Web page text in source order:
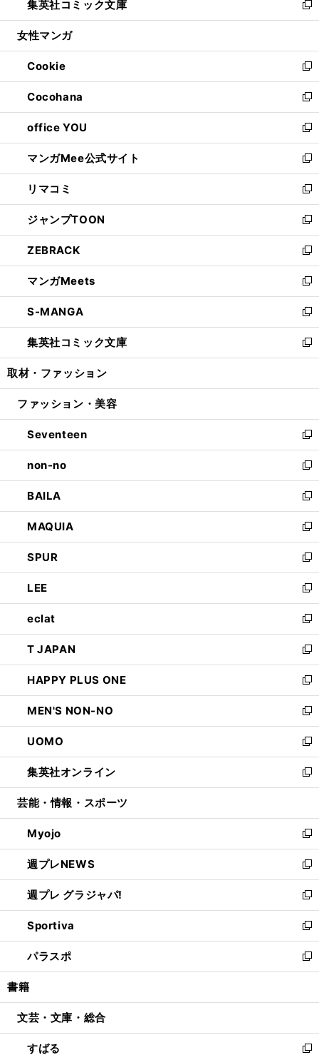
く
で
開
ド
ウ
開
く
ィ
ン
ウ
で
開
く
い
ウ
ン
ド
ウ
で
開
く
集英社コミック文庫
新
し
ウ
ィ
ン
ド
ウ
で
開
く
女性マンガ
Cookie
新
し
い
ウ
ィ
ン
ド
ウ
で
開
く
Cocohana
新
し
い
ウ
ィ
ン
ド
ウ
で
開
く
office YOU
新
し
い
ウ
ィ
ン
ド
ウ
で
開
く
マンガMee公式サイト
新
し
い
ウ
ィ
ン
ド
ウ
で
開
く
リマコミ
新
し
い
ウ
ィ
ン
ド
ウ
で
開
く
ジャンプTOON
新
し
い
ウ
ィ
ン
ド
ウ
で
開
ZEBRACK
新
し
い
ウ
ィ
ン
ド
ウ
開
マンガMeets
新
し
い
ウ
ィ
ン
ウ
開
く
S-MANGA
新
し
い
ウ
ン
ウ
で
開
く
集英社コミック文庫
新
し
ウ
ン
ド
ウ
で
開
く
取材・ファッション
ファッション・美容
Seventeen
新
し
い
ウ
ィ
ン
ド
ウ
で
開
く
non-no
新
し
い
ウ
ィ
ン
ド
ウ
で
開
く
BAILA
新
し
い
ウ
ィ
ン
ド
ウ
で
開
く
MAQUIA
新
し
い
ウ
ィ
ン
ド
ウ
で
開
く
SPUR
新
し
い
ウ
ィ
ン
ド
ウ
で
開
く
LEE
新
し
い
ウ
ィ
ン
ド
ウ
で
開
く
eclat
新
し
い
ウ
ィ
ン
ド
ウ
で
開
く
T JAPAN
新
し
い
ウ
ィ
ン
ド
ウ
で
開
HAPPY PLUS ONE
新
し
い
ウ
ィ
ン
ド
ウ
開
く
MEN'S NON-NO
新
し
い
ウ
ィ
ン
ウ
で
開
く
UOMO
新
し
い
ウ
ン
ド
ウ
で
開
く
集英社オンライン
新
し
ウ
ィ
ン
ド
ウ
で
開
く
芸能・情報・スポーツ
Myojo
新
し
い
ウ
ィ
ン
ド
ウ
で
開
週プレNEWS
新
し
い
ウ
ィ
ン
ド
ウ
開
週プレ グラジャパ!
新
し
い
ウ
ィ
ン
ウ
開
く
Sportiva
新
し
い
ウ
ン
ウ
で
パラスポ
新
し
ウ
ン
ド
書籍
文芸・文庫・総合
すばる
新